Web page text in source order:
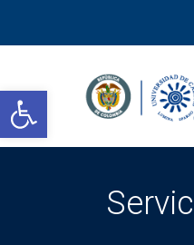
Abrir barra de herramientas